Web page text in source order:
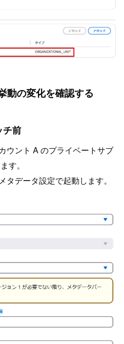
動の変化を確認する
チ前
ウント A のプライベートサブ
す。
データ設定で起動します。